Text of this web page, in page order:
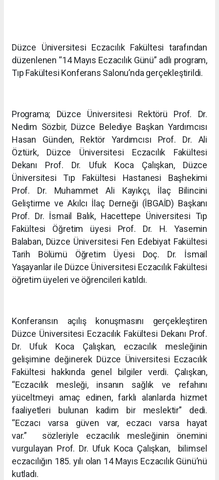
Düzce Üniversitesi Eczacılık Fakültesi tarafından
düzenlenen “14 Mayıs Eczacılık Günü” adlı program,
Tıp Fakültesi Konferans Salonu’nda gerçekleştirildi.
Programa; Düzce Üniversitesi Rektörü Prof. Dr.
Nedim Sözbir, Düzce Belediye Başkan Yardımcısı
Hasan Günden, Rektör Yardımcısı Prof. Dr. Ali
Öztürk, Düzce Üniversitesi Eczacılık Fakültesi
Dekanı Prof. Dr. Ufuk Koca Çalışkan, Düzce
Üniversitesi Tıp Fakültesi Hastanesi Başhekimi
Prof. Dr. Muhammet Ali Kayıkçı, İlaç Bilincini
Geliştirme ve Akılcı İlaç Derneği (İBGAİD) Başkanı
Prof. Dr. İsmail Balık, Hacettepe Üniversitesi Tıp
Fakültesi Öğretim üyesi Prof. Dr. H. Yasemin
Balaban, Düzce Üniversitesi Fen Edebiyat Fakültesi
Tarih Bölümü Öğretim Üyesi Doç. Dr. İsmail
Yaşayanlar ile Düzce Üniversitesi Eczacılık Fakültesi
öğretim üyeleri ve öğrencileri katıldı.
Konferansın açılış konuşmasını gerçekleştiren
Düzce Üniversitesi Eczacılık Fakültesi Dekanı Prof.
Dr. Ufuk Koca Çalışkan, eczacılık mesleğinin
gelişimine değinerek Düzce Üniversitesi Eczacılık
Fakültesi hakkında genel bilgiler verdi. Çalışkan,
“Eczacılık mesleği, insanın sağlık ve refahını
yüceltmeyi amaç edinen, farklı alanlarda hizmet
faaliyetleri bulunan kadim bir meslektir” dedi.
“Eczacı varsa güven var, eczacı varsa hayat
var.” sözleriyle eczacılık mesleğinin önemini
vurgulayan Prof. Dr. Ufuk Koca Çalışkan, bilimsel
eczacılığın 185. yılı olan 14 Mayıs Eczacılık Günü’nü
kutladı.